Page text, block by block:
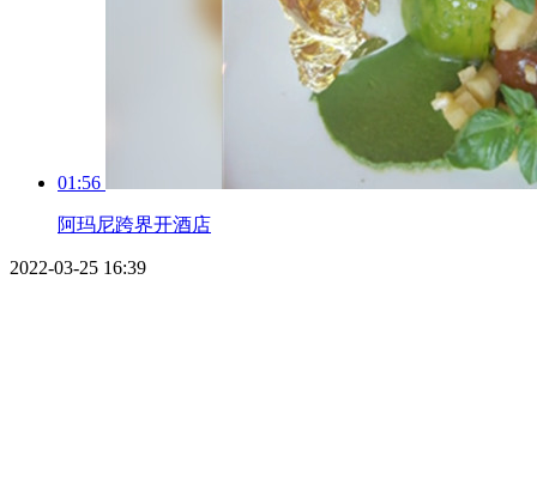
01:56
阿玛尼跨界开酒店
2022-03-25 16:39